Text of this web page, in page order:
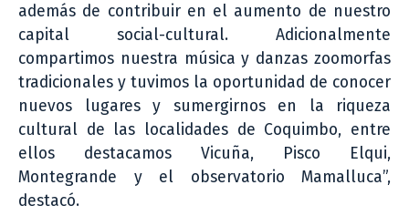
además de contribuir en el aumento de nuestro
capital social-cultural. Adicionalmente
compartimos nuestra música y danzas zoomorfas
tradicionales y tuvimos la oportunidad de conocer
nuevos lugares y sumergirnos en la riqueza
cultural de las localidades de Coquimbo, entre
ellos destacamos Vicuña, Pisco Elqui,
Montegrande y el observatorio Mamalluca”,
destacó.